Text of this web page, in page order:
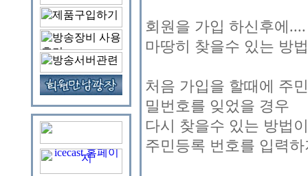
회원을 가입 하신후에
마땅히 찾을수 있는 방
처음 가입을 할때에 주
밀번호를 잊었을 경우
다시 찾을수 있는 방법
주민등록 번호를 입력